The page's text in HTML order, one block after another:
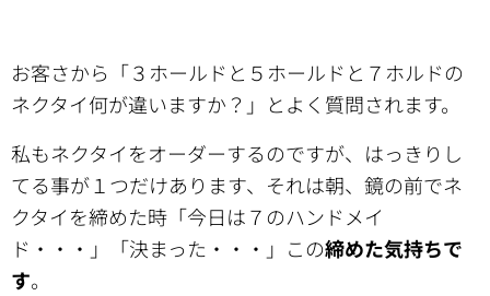
お客さから「３ホールドと５ホールドと７ホルドの
ネクタイ何が違いますか？」とよく質問されます。
私もネクタイをオーダーするのですが、はっきりし
てる事が１つだけあります、それは朝、鏡の前でネ
クタイを締めた時「今日は７のハンドメイ
ド・・・」「決まった・・・」この締めた気持ちで
す。